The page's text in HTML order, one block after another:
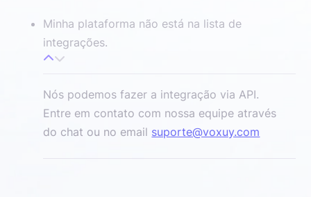
Minha plataforma não está na lista de
integrações.
Nós podemos fazer a integração via API.
Entre em contato com nossa equipe através
do chat ou no email suporte@voxuy.com